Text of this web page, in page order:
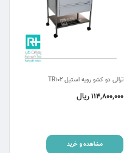
ترالی دو کشو رویه استیل TR102
114,800,000ریال
مشاهده و خرید